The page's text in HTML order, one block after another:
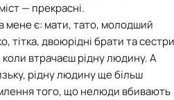
— прекрасні.
мене є: мати, тато, молодший
тітка, двоюрідні брати та
коли втрачаєш рідну людину. А
рідну людину ще більш
того, що нелюди вбивають